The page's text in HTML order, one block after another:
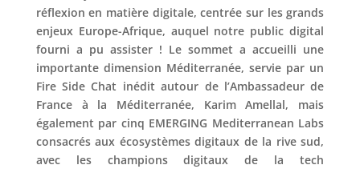
réflexion en matière digitale, centrée sur les grands
enjeux Europe-Afrique, auquel notre public digital
fourni a pu assister ! Le sommet a accueilli une
importante dimension Méditerranée, servie par un
Fire Side Chat inédit autour de l’Ambassadeur de
France à la Méditerranée, Karim Amellal, mais
également par cinq EMERGING Mediterranean Labs
consacrés aux écosystèmes digitaux de la rive sud,
avec les champions digitaux de la tech